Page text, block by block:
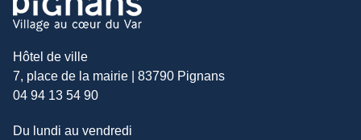
Hôtel de ville
7, place de la mairie | 83790 Pignans
04 94 13 54 90
Du lundi au vendredi